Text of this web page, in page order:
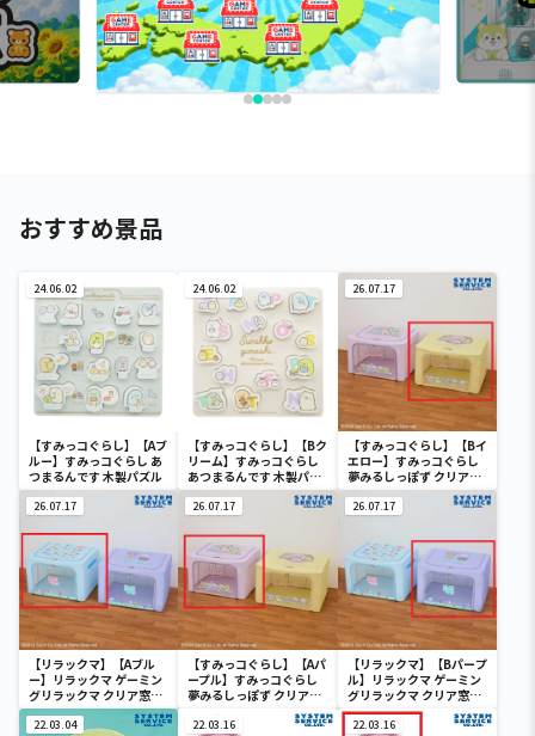
おすすめ景品
24.06.02
【すみっコぐらし】【Aブ
ルー】すみっコぐらし あ
つまるんです 木製パズル
24.06.02
【すみっコぐらし】【Bク
リーム】すみっコぐらし
あつまるんです 木製パズ
ル
26.07.17
【すみっコぐらし】【Bイ
エロー】すみっコぐらし
夢みるしっぽず クリア窓
付き収納ボックス
26.07.17
【リラックマ】【Aブル
ー】リラックマ ゲーミン
グリラックマ クリア窓付
き収納ボックス
26.07.17
【すみっコぐらし】【Aパ
ープル】すみっコぐらし
夢みるしっぽず クリア窓
26.07.17
【リラックマ】【Bパープ
ル】リラックマ ゲーミン
グリラックマ クリア窓付
き収納ボックス
22.03.04 22.03.16 22.03.16